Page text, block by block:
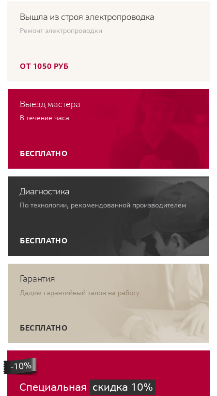
Вышла из строя электропроводка
Ремонт электропроводки
ОТ 1050 РУБ
Выезд мастера
В течение часа
БЕСПЛАТНО
Диагностика
По технологии, рекомендованной производителем
БЕСПЛАТНО
Гарантия
Дадим гарантийный талон на работу
БЕСПЛАТНО
Специальная скидка 10%